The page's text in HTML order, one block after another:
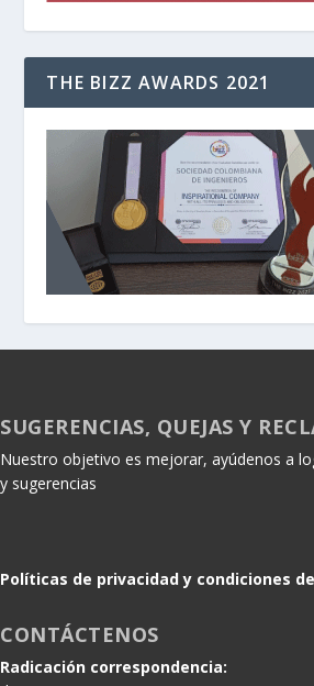
THE BIZZ AWARDS 2021
SUGERENCIAS, QUEJAS Y
Nuestro objetivo es mejorar, ayúdenos a
y sugerencias
Políticas de privacidad y condiciones
CONTÁCTENOS
Radicación correspondencia: